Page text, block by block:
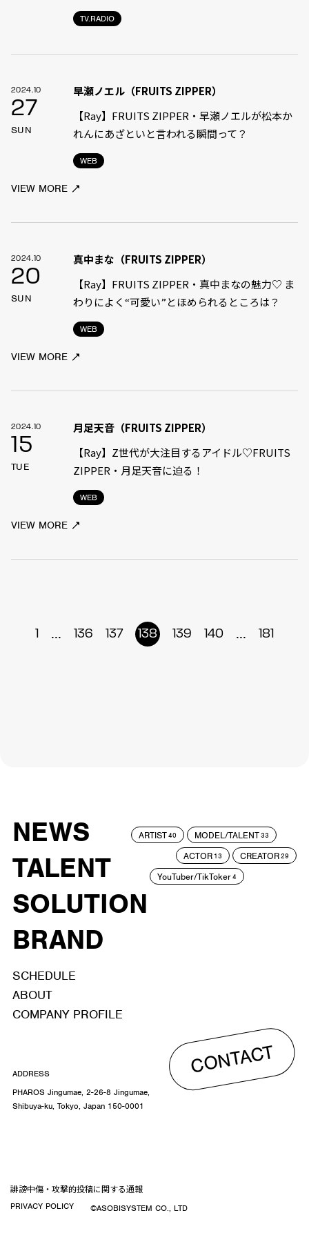
TV.RADIO
2024.10
27
SUN
WEB
早瀬ノエル（FRUITS ZIPPER）
【Ray】FRUITS ZIPPER・早瀬ノエルが松本か
れんにあざといと言われる瞬間って？
VIEW MORE
2024.10
20
SUN
WEB
真中まな（FRUITS ZIPPER）
【Ray】FRUITS ZIPPER・真中まなの魅力♡ ま
わりによく“可愛い”とほめられるところは？
VIEW MORE
2024.10
15
TUE
WEB
月足天音（FRUITS ZIPPER）
【Ray】Z世代が大注目するアイドル♡FRUITS
ZIPPER・月足天音に迫る！
VIEW MORE
1 ... 136 137 138 139 140 ... 181
NEWS
TALENT
SOLUTION
BRAND
ARTIST40 MODEL/TALENT33
ACTOR 13 CREATOR29
YouTuber/TikToker4
SCHEDULE
ABOUT
COMPANY PROFILE
CONTACT
ADDRESS
PHAROS Jingumae, 2-26-8 Jingumae,
Shibuya-ku, Tokyo, Japan 150-0001
誹謗中傷・攻撃的投稿に関する通報
PRIVACY POLICY
©ASOBISYSTEM CO., LTD